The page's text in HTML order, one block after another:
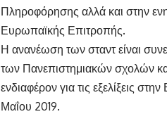
Πληροφόρησης αλλά και στην
Ευρωπαϊκής Επιτροπής.
Η ανανέωση των σταντ είναι
των Πανεπιστημιακών σχολών
ενδιαφέρον για τις εξελίξεις
Μαΐου 2019.